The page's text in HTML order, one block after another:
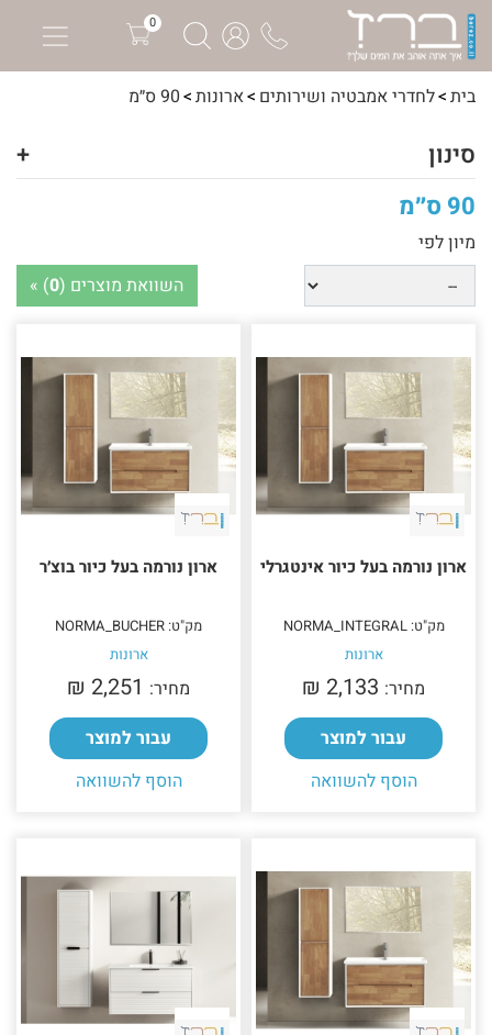
0
בית לחדרי אמבטיה ושירותים ארונות 90 ס״מ
סינון
+
90 ס״מ
מיון לפי
השוואת מוצרים (0
) »
ארון נורמה בעל כיור אינטגרלי
מק"ט: NORMA_INTEGRAL
ארונות
מחיר: 2,133 ₪‎
עבור למוצר
הוסף להשוואה
ארון נורמה בעל כיור בוצ׳ר
מק"ט: NORMA_BUCHER
ארונות
מחיר: 2,251 ₪‎
עבור למוצר
הוסף להשוואה